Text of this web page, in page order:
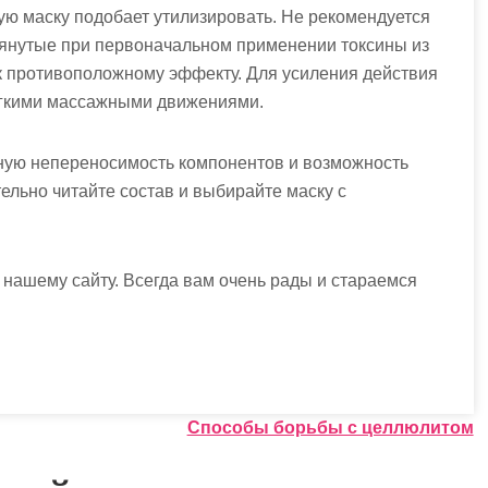
маску подобает утилизировать. Не рекомендуется
при первоначальном применении токсины из
эффекту. Для усиления действия
массажными движениями.
непереносимость компонентов и возможность
читайте состав и выбирайте маску с
сайту. Всегда вам очень рады и стараемся
Способы борьбы с целлюлитом